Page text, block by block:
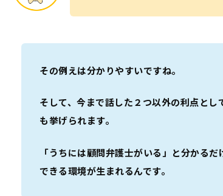
その例えは分かりやすいですね。
そして、今まで話した２つ以外の利点とし
も挙げられます。
「うちには顧問弁護士がいる」と分かる
できる環境が生まれるんです。